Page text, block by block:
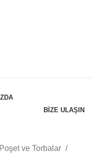
BİZE ULAŞIN
Poşet ve Torbalar